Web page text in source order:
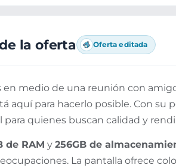
la oferta Oferta editada
en medio de una reunión con
aquí para hacerlo posible. Con su
para quienes buscan calidad y
de RAM y 256GB de
La pantalla ofrece